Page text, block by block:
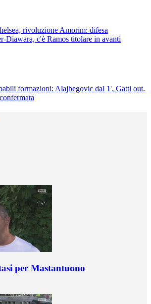
rivoluzione Amorim: difesa
Diawara, c'è Ramos titolare in avanti
formazioni: Alajbegovic dal 1', Gatti out.
per Mastantuono